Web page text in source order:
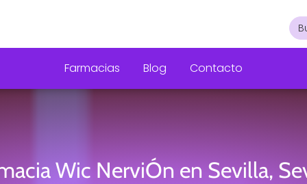
Farmacias Blog Contacto
Wic NerviÓn en Sevilla,